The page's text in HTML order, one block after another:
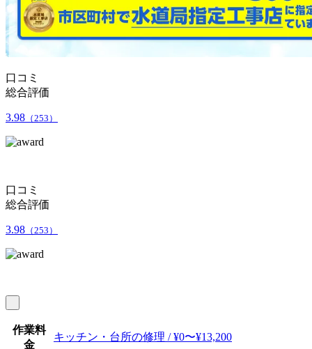
口コミ
総合評価
3.98 （253）
口コミ
総合評価
3.98 （253）
作業料
金
キッチン・台所の修理 / ¥0〜¥13,200